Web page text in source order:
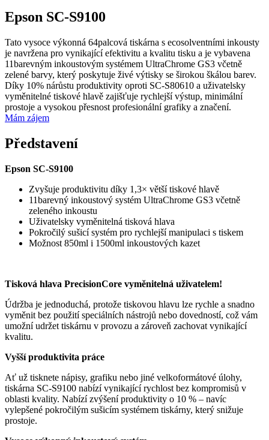
Epson SC-S9100
Tato vysoce výkonná 64palcová tiskárna s ecosolventními inkousty
je navržena pro vynikající efektivitu a kvalitu tisku a je vybavena
11barevným inkoustovým systémem UltraChrome GS3 včetně
zelené barvy, který poskytuje živé výtisky se širokou škálou barev.
Díky 10% nárůstu produktivity oproti SC-S80610 a uživatelsky
vyměnitelné tiskové hlavě zajišťuje rychlejší výstup, minimální
prostoje a vysokou přesnost profesionální grafiky a značení.
Mám zájem
Představení
Epson SC-S9100
Zvyšuje produktivitu díky 1,3× větší tiskové hlavě
11barevný inkoustový systém UltraChrome GS3 včetně
zeleného inkoustu
Uživatelsky vyměnitelná tisková hlava
Pokročilý sušicí systém pro rychlejší manipulaci s tiskem
Možnost 850ml i 1500ml inkoustových kazet
Tisková hlava PrecisionCore vyměnitelná uživatelem!
Údržba je jednoduchá, protože tiskovou hlavu lze rychle a snadno
vyměnit bez použití speciálních nástrojů nebo dovedností, což vám
umožní udržet tiskárnu v provozu a zároveň zachovat vynikající
kvalitu.
Vyšší produktivita práce
Ať už tisknete nápisy, grafiku nebo jiné velkoformátové úlohy,
tiskárna SC-S9100 nabízí vynikající rychlost bez kompromisů v
oblasti kvality. Nabízí zvýšení produktivity o 10 % – navíc
vylepšené pokročilým sušicím systémem tiskárny, který snižuje
prostoje.